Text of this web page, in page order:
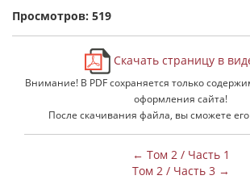
Просмотров: 519
Скачать страницу в
Внимание! В PDF сохраняется только
оформления сайта!
После скачивания файла, вы сможете его
← Том 2 / Часть 1
Том 2 / Часть 3 →